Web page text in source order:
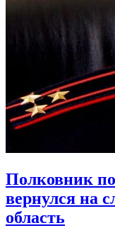
Полковник
вернулся на
область